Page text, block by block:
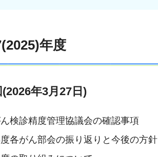
年度
年3月27日)
検診精度管理協議会の確認事項
各がん部会の振り返りと今後の方針